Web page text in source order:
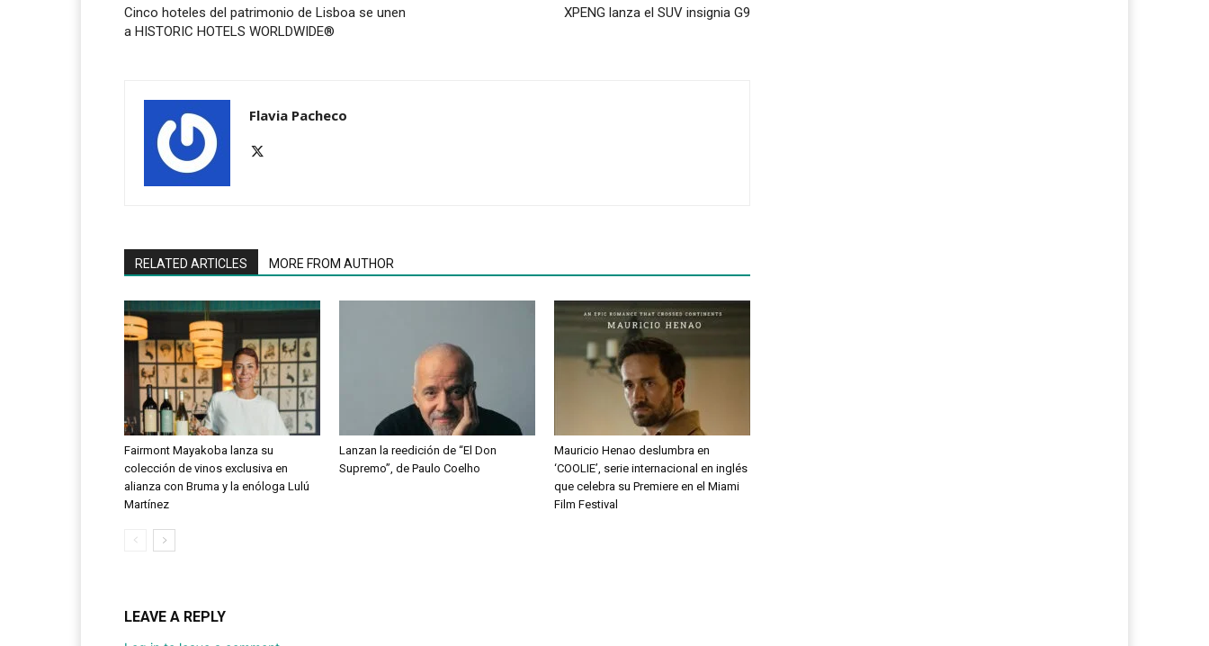
Cinco hoteles del patrimonio de Lisboa se unen
a HISTORIC HOTELS WORLDWIDE®
XPENG lanza el SUV insignia G9
Flavia Pacheco
RELATED ARTICLES MORE FROM AUTHOR
Fairmont Mayakoba lanza su
colección de vinos exclusiva en
alianza con Bruma y la enóloga Lulú
Martínez
Lanzan la reedición de “El Don
Supremo”, de Paulo Coelho
Mauricio Henao deslumbra en
‘COOLIE’, serie internacional en inglés
que celebra su Premiere en el Miami
Film Festival
LEAVE A REPLY